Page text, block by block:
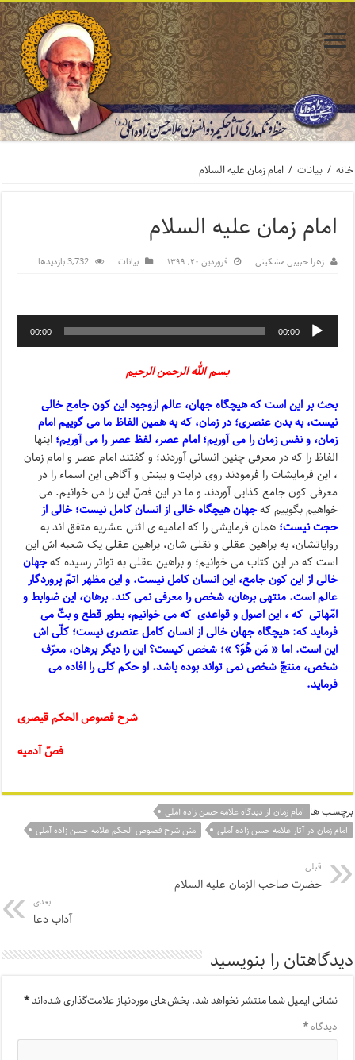
خانه / بیانات / امام زمان علیه السلام
امام زمان علیه السلام
زهرا حبیبی مشکینی فروردین ۲۰, ۱۳۹۹ بیانات 3,732 بازدیدها
00:00
00:00
بسم الله الرحمن الرحیم
بحث بر این است که هیچگاه جهان، عالم ازوجود این کون جامع خالی
نیست، به بدن عنصری؛ در زمان، که به همین الفاظ ما می گوییم امام
زمان، و نفس زمان را می آوریم؛ امام عصر، لفظ عصر را می آوریم؛ اینها
الفاظ را که در معرفی چنین انسانی آوردند؛ و گفتند امام عصر و امام زمان
، این فرمایشات را فرمودند روی درایت و بینش و آگاهی این اسماء را در
معرفی کون جامع کذایی آوردند و ما در این فصّ این را می خوانیم. می
خواهیم بگوییم کهجهان هیچگاه خالی از انسان کامل نیست؛ خالی از
حجت نیست؛ همان فرمایشی را که امامیه ی اثنی عشریه متفق اند به
روایاتشان، به براهین عقلی و نقلی شان، براهین عقلی یک شعبه اش این
است که در این کتاب می خوانیم؛ و براهین عقلی به تواتر رسیده کهجهان
خالی از این کون جامع، این انسان کامل نیست. و این مظهر اتمّ پروردگار
عالم است. منتهی برهان، شخص را معرفی نمی کند. برهان، این ضوابط و
امّهاتی که ، این اصول و قواعدی که می خوانیم، بطور قطع و بتّ می
فرماید که: هیچگاه جهان خالی از انسان کامل عنصری نیست؛ کلّی اش
این است. اما « مَن هُوَ؟ »؛ شخص کیست؟ این را دیگر برهان، معرّف
شخص، منتجّ شخص نمی تواند بوده باشد. او حکم کلی را افاده می
فرماید.
شرح فصوص الحکم قیصری
فصّ آدمیه
برچسب ها امام زمان از دیدگاه علامه حسن زاده آملی
امام زمان در آثار علامه حسن زاده آملی
متن شرح فصوص الحکم علامه حسن زاده آملی
قبلی
حضرت صاحب الزمان علیه السلام
بعدی
آداب دعا
دیدگاهتان را بنویسید
نشانی ایمیل شما منتشر نخواهد شد.بخش‌های موردنیاز علامت‌گذاری شده‌اند*
دیدگاه*